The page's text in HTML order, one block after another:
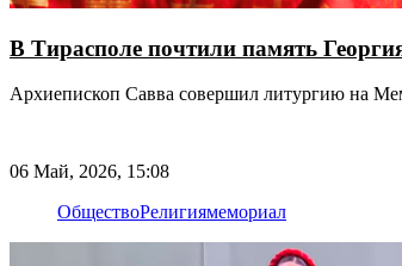
В Тирасполе почтили память
Архиепископ Савва совершил литургию на
06 Май, 2026, 15:08
ОбществоРелигиямемориал